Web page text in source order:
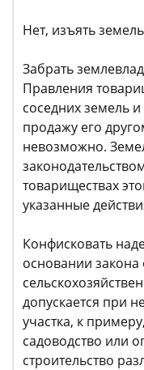
Нет, изъять
Забрать
Правления
соседних земель
продажу его
невозможно.
товариществах
указанные
Конфисковать
основании
допускается при
участка, к
садоводство или
строительство